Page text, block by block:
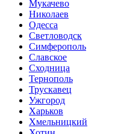
Мукачево
Николаев
Одесса
Светловодск
Симферополь
Славское
Сходница
Тернополь
Трускавец
Ужгород
Харьков
Хмельницкий